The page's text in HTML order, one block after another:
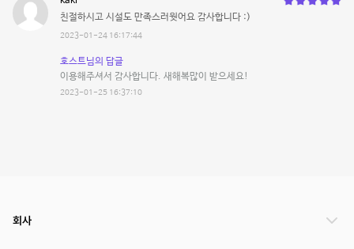
친절하시고 시설도 만족스러웟어요 감사합니다 :)
2023-01-24 16:17:44
호스트님의 답글
이용해주셔서 감사합니다. 새해복많이 받으세요!
2023-01-25 16:37:10
회사